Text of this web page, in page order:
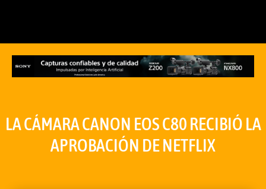
LA CÁMARA CANON EOS C80 RECIBIÓ LA
APROBACIÓN DE NETFLIX